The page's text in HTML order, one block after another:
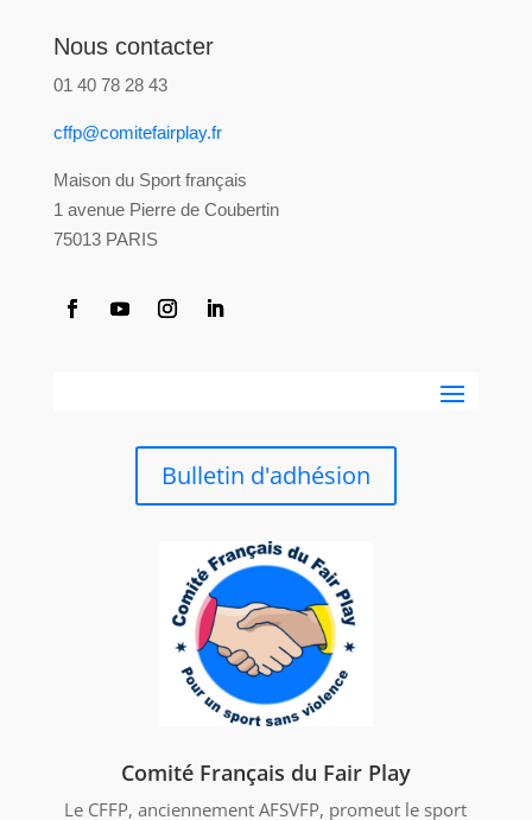
Nous contacter
01 40 78 28 43
cffp@comitefairplay.fr
Maison du Sport français
1 avenue Pierre de Coubertin
75013 PARIS
Bulletin d'adhésion
Comité Français du Fair Play
Le CFFP, anciennement AFSVFP, promeut le sport